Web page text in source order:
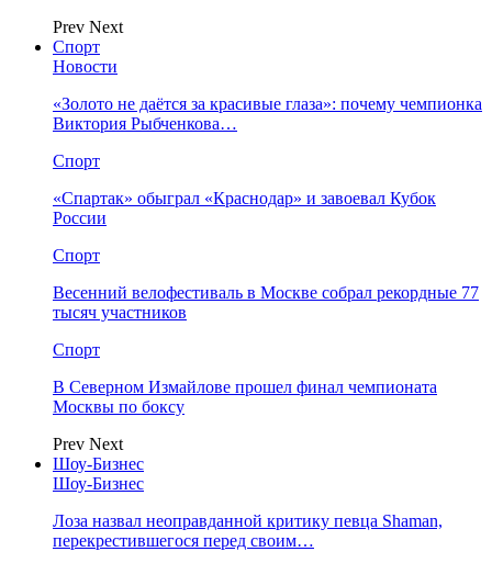
Prev Next
Спорт
Новости
«Золото не даётся за красивые глаза»: почему чемпионка
Виктория Рыбченкова…
Спорт
«Спартак» обыграл «Краснодар» и завоевал Кубок
России
Спорт
Весенний велофестиваль в Москве собрал рекордные 77
тысяч участников
Спорт
В Северном Измайлове прошел финал чемпионата
Москвы по боксу
Prev Next
Шоу-Бизнес
Шоу-Бизнес
Лоза назвал неоправданной критику певца Shaman,
перекрестившегося перед своим…